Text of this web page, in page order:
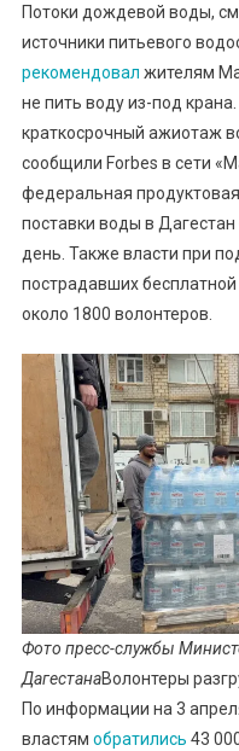
Потоки дождевой воды,
источники питьевого
рекомендовал жителям
не пить воду из-под
краткосрочный ажиотаж
сообщили Forbes в сети
федеральная
поставки воды в
день. Также власти при
пострадавших
около 1800 волонтеров.
Фото пресс-службы
ДагестанаВолонтеры
По информации на 3
властям обратились 43